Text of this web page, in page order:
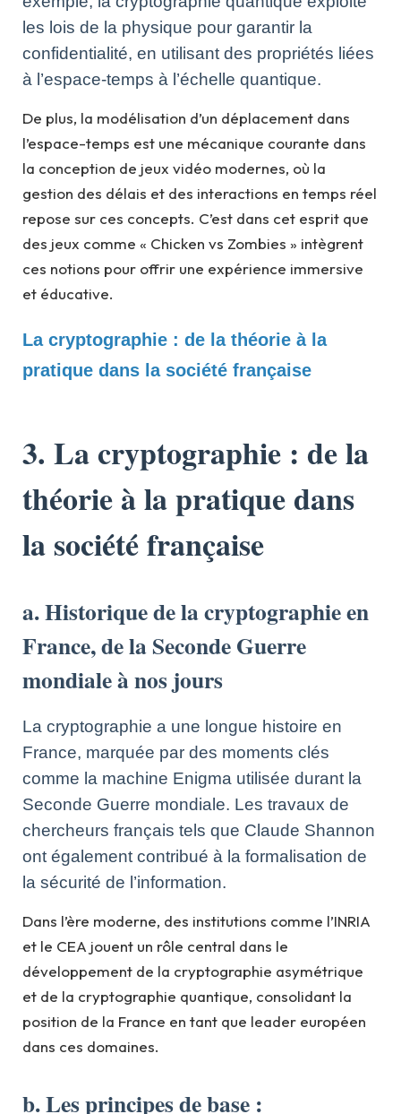
les lois de la physique pour garantir la
confidentialité, en utilisant des propriétés liées
à l’espace-temps à l’échelle quantique.
De plus, la modélisation d’un déplacement dans
l’espace-temps est une mécanique courante dans
la conception de jeux vidéo modernes, où la
gestion des délais et des interactions en temps réel
repose sur ces concepts. C’est dans cet esprit que
des jeux comme « Chicken vs Zombies » intègrent
ces notions pour offrir une expérience immersive
et éducative.
La cryptographie : de la théorie à la
pratique dans la société française
3. La cryptographie : de la
théorie à la pratique dans
la société française
a. Historique de la cryptographie en
France, de la Seconde Guerre
mondiale à nos jours
La cryptographie a une longue histoire en
France, marquée par des moments clés
comme la machine Enigma utilisée durant la
Seconde Guerre mondiale. Les travaux de
chercheurs français tels que Claude Shannon
ont également contribué à la formalisation de
la sécurité de l’information.
Dans l’ère moderne, des institutions comme l’INRIA
et le CEA jouent un rôle central dans le
développement de la cryptographie asymétrique
et de la cryptographie quantique, consolidant la
position de la France en tant que leader européen
dans ces domaines.
b. Les principes de base :